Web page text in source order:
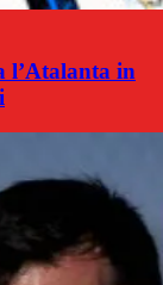
l’Atalanta in